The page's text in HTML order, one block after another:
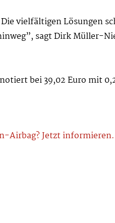
vielfältigen Lösungen
sagt Dirk Müller-
bei 39,02 Euro mit
Airbag? Jetzt informieren.